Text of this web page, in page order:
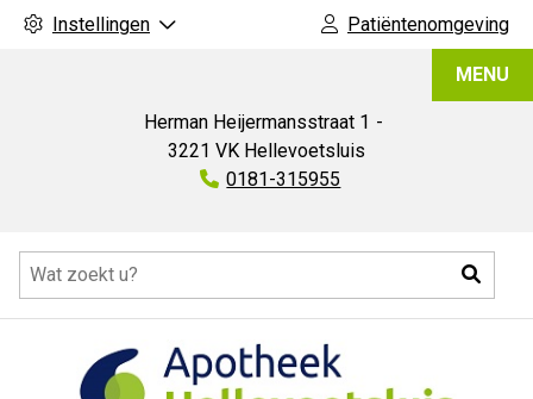
Instellingen Patiëntenomgeving
Herman Heijermansstraat 1
3221 VK Hellevoetsluis
Tel:
0181-315955
MENU